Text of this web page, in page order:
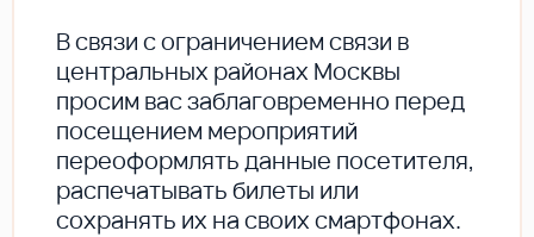
В cвязи с ограничением связи в
центральных районах Москвы
просим вас заблаговременно перед
посещением мероприятий
переоформлять данные посетителя,
распечатывать билеты или
сохранять их на своих смартфонах.